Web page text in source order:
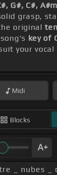
G#, C#,
grasp,
original
key of
your vocal
Midi
Blocks
_ nubes _